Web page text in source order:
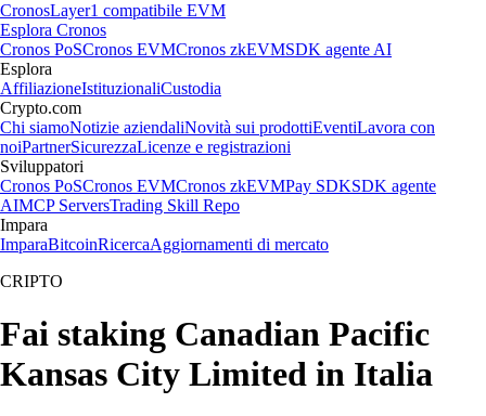
CronosLayer1 compatibile EVM
Esplora Cronos
Cronos PoSCronos EVMCronos zkEVMSDK agente AI
Esplora
AffiliazioneIstituzionaliCustodia
Crypto.com
Chi siamoNotizie aziendaliNovità sui prodottiEventiLavora con
noiPartnerSicurezzaLicenze e registrazioni
Sviluppatori
Cronos PoSCronos EVMCronos zkEVMPay SDKSDK agente
AIMCP ServersTrading Skill Repo
Impara
ImparaBitcoinRicercaAggiornamenti di mercato
CRIPTO
Fai staking Canadian Pacific
Kansas City Limited in Italia